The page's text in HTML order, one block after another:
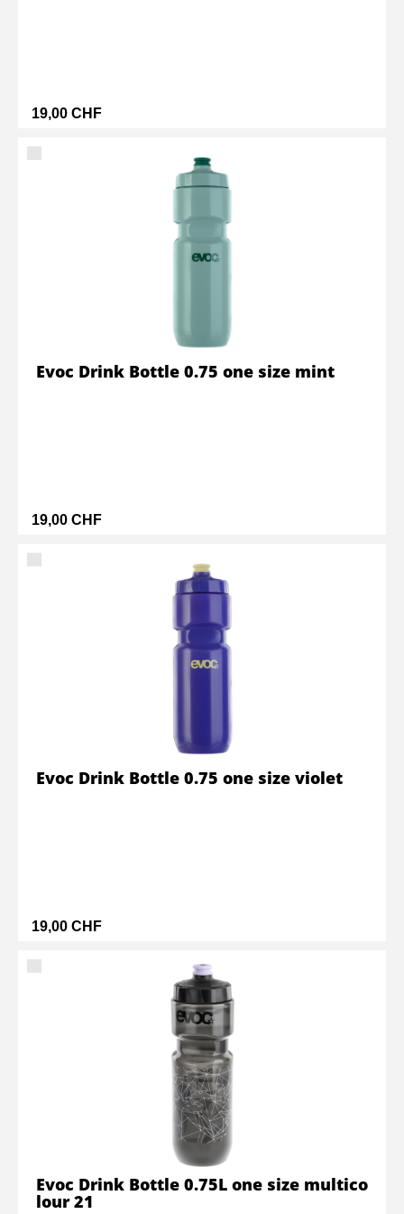
19,00 CHF
19,00 CHF
Evoc Drink Bottle 0.75 one size mint
19,00 CHF
Evoc Drink Bottle 0.75 one size violet
Evoc Drink Bottle 0.75L one size multico
lour 21